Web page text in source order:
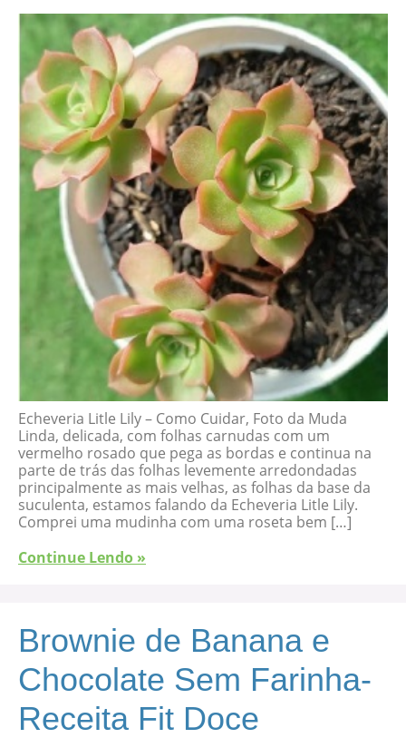
Echeveria Litle Lily – Como Cuidar, Foto da Muda
Linda, delicada, com folhas carnudas com um
vermelho rosado que pega as bordas e continua na
parte de trás das folhas levemente arredondadas
principalmente as mais velhas, as folhas da base da
suculenta, estamos falando da Echeveria Litle Lily.
Comprei uma mudinha com uma roseta bem […]
Continue Lendo »
Brownie de Banana e
Chocolate Sem Farinha-
Receita Fit Doce